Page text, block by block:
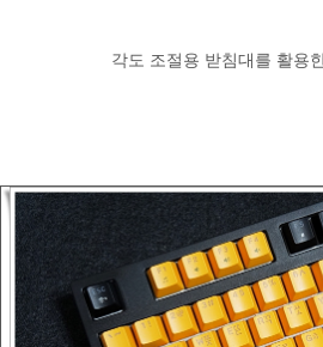
각도 조절용 받침대를 활용